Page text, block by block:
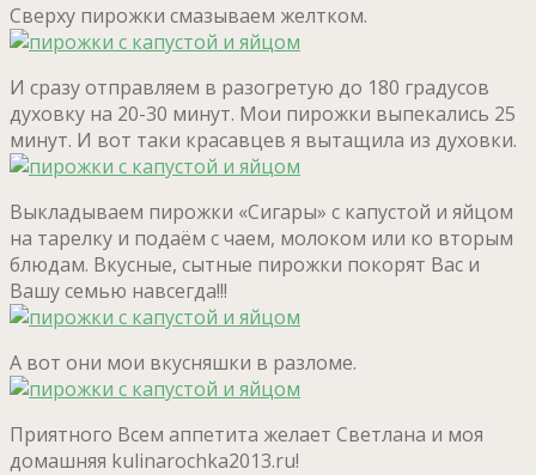
Сверху пирожки смазываем желтком.
И сразу отправляем в разогретую до 180 градусов
духовку на 20-30 минут. Мои пирожки выпекались 25
минут. И вот таки красавцев я вытащила из духовки.
Выкладываем пирожки «Сигары» с капустой и яйцом
на тарелку и подаём с чаем, молоком или ко вторым
блюдам. Вкусные, сытные пирожки покорят Вас и
Вашу семью навсегда!!!
А вот они мои вкусняшки в разломе.
Приятного Всем аппетита желает Светлана и моя
домашняя kulinarochka2013.ru!